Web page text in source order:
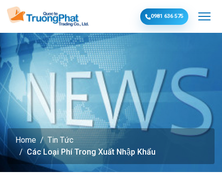
0981 636 575
Home
Tin Tức
Các Loại Phí Trong Xuất Nhập Khẩu